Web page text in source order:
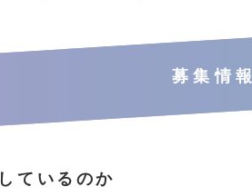
募集情報
ているのか